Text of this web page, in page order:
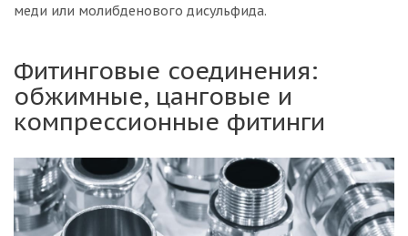
меди или молибденового дисульфида.
Фитинговые соединения:
обжимные, цанговые и
компрессионные фитинги